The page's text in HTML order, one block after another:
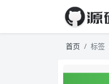
首页 标签